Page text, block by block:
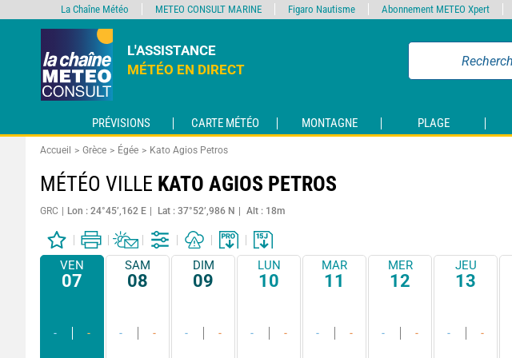
L'ASSISTANCE
MÉTÉO EN DIRECT
PRÉVISIONS CARTE MÉTÉO MONTAGNE PLAGE
Accueil Grèce Égée Kato Agios Petros
MÉTÉO VILLE KATO AGIOS PETROS
GRC Lon : 24°45’,162 E Lat : 37°52’,986 N Alt : 18m
VEN
07
- -
SAM
08
- -
DIM
09
- -
LUN
10
- -
MAR
11
- -
MER
12
- -
JEU
13
- -
La Chaîne Météo METEO CONSULT MARINE Figaro Nautisme Abonnement METEO Xpert